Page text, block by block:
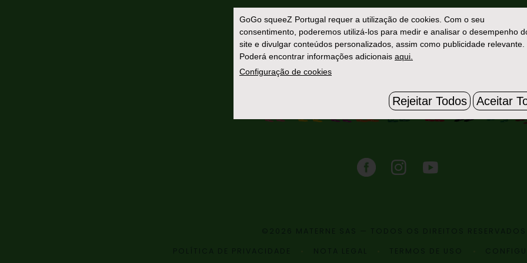
Fale Connosco
GoGo squeeZ Portugal requer a utilização de cookies. Com o seu
consentimento, poderemos utilizá-los para medir e analisar o desempenho
site e divulgar conteúdos personalizados, assim como publicidade relevante.
Poderá encontrar informações adicionais aqui.
Configuração de cookies
Rejeitar Todos Aceitar